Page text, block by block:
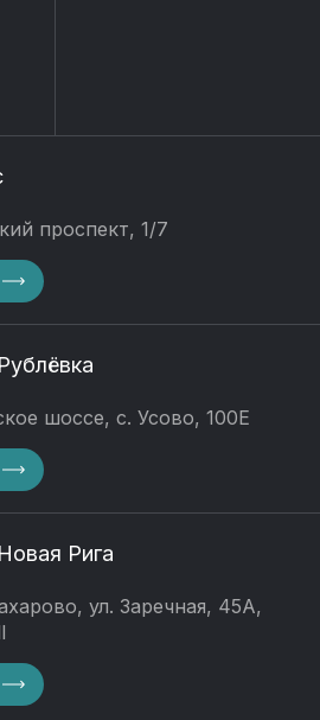
проспект, 1/7
шоссе, с. Усово, 100Е
Рига
ул. Заречная, 45А,